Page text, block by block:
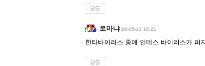
답글
로마냐 26-05-11 16:21
한타바이러스 중에 안데스 바이러스가
답글